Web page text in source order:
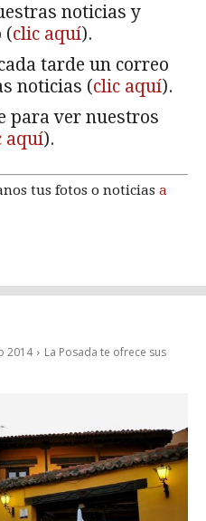
noticias y
(clic aquí).
tarde un correo
noticias (clic aquí).
para ver nuestros
aquí).
tus fotos o noticias a